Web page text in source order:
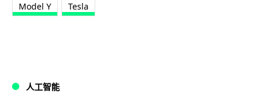
Model Y Tesla
人工智能